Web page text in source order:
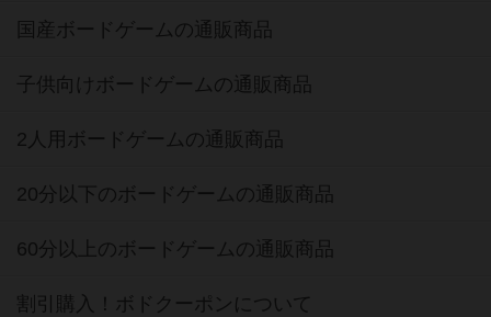
国産ボードゲームの通販商品
子供向けボードゲームの通販商品
2人用ボードゲームの通販商品
20分以下のボードゲームの通販商品
60分以上のボードゲームの通販商品
割引購入！ボドクーポンについて